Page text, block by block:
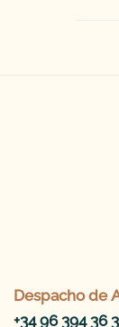
Despacho de
+34 96 394 36